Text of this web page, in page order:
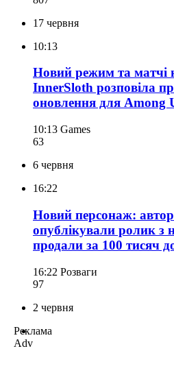
17 червня
10:13
Новий режим та матчі
InnerSloth розповіла
оновлення для Among
10:13 Games
63
6 червня
16:22
Новий персонаж:
опублікували ролик з
продали за 100 тисяч
16:22 Розваги
97
2 червня
Реклама
Adv